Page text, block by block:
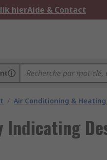
hierAide & Contact
/ Air Conditioning & Heating
Indicating